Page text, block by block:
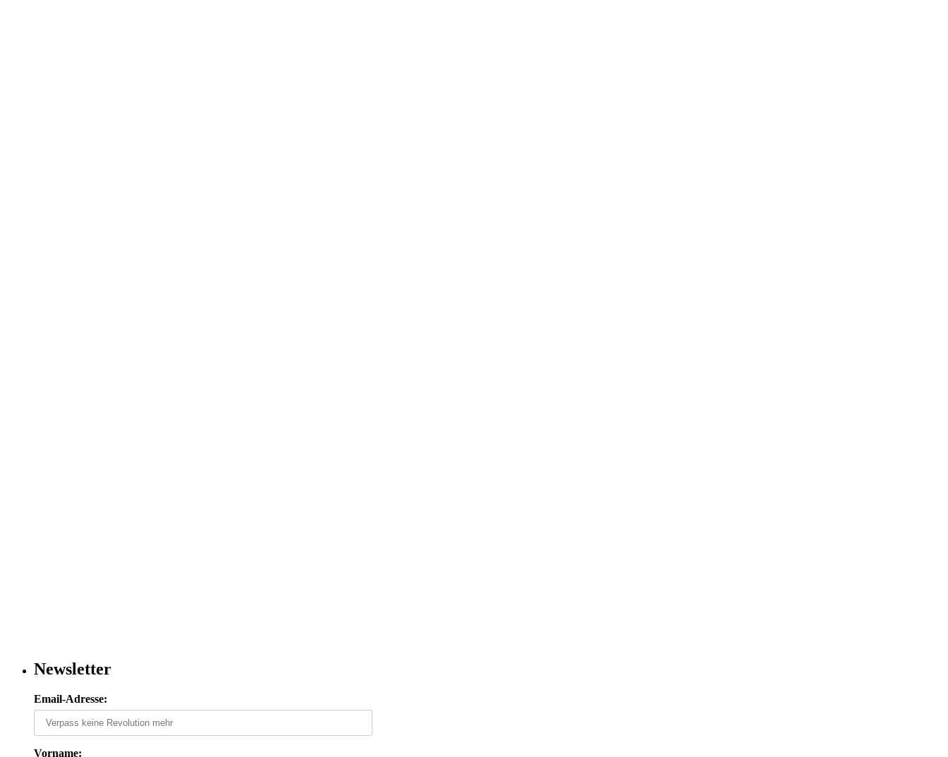
Newsletter
Email-Adresse:
Vorname: